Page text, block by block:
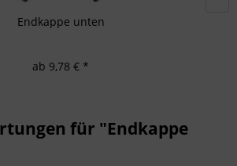
Endkappe unten
ab 9,78 € *
für "Endkappe